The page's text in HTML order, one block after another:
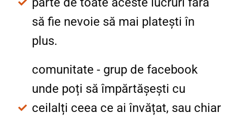
să fie nevoie să mai platești în
plus.
comunitate - grup de facebook
unde poți să împărtășești cu
ceilalți ceea ce ai învățat, sau chiar